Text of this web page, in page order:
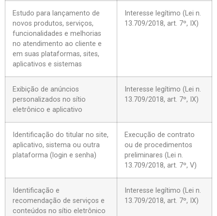
Estudo para lançamento de
novos produtos, serviços,
funcionalidades e melhorias
no atendimento ao cliente e
em suas plataformas, sites,
aplicativos e sistemas
Interesse legítimo (Lei n.
13.709/2018, art. 7º, IX)
Exibição de anúncios
personalizados no sítio
eletrônico e aplicativo
Interesse legítimo (Lei n.
13.709/2018, art. 7º, IX)
Identificação do titular no site,
aplicativo, sistema ou outra
plataforma (login e senha)
Execução de contrato
ou de procedimentos
preliminares (Lei n.
13.709/2018, art. 7º, V)
Identificação e
recomendação de serviços e
conteúdos no sítio eletrônico
Interesse legítimo (Lei n.
13.709/2018, art. 7º, IX)